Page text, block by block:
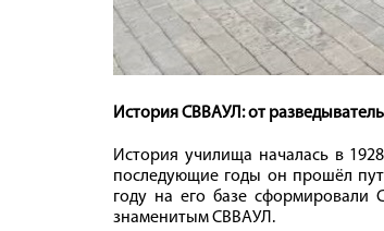
История СВВАУЛ: от
История училища началась в
последующие годы он прошёл
году на его базе сформировали
знаменитым СВВАУЛ.